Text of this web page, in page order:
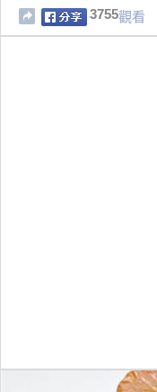
3755觀看